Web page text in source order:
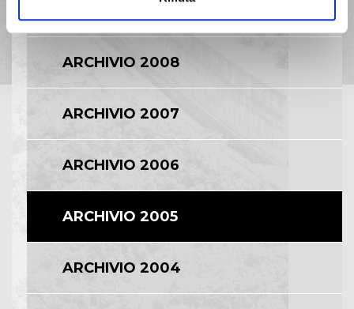
ARCHIVIO 2008
ARCHIVIO 2007
ARCHIVIO 2006
ARCHIVIO 2005
ARCHIVIO 2004